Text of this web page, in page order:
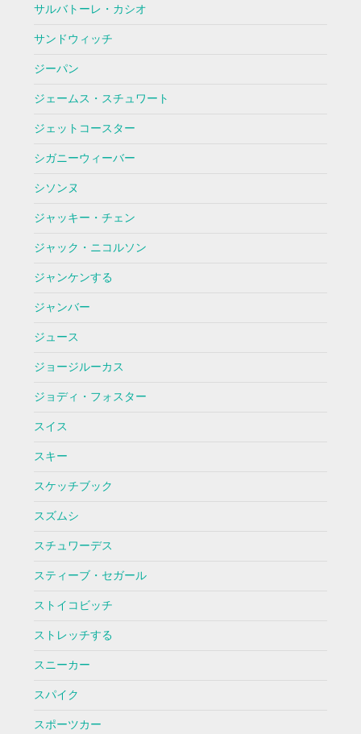
サルバトーレ・カシオ
サンドウィッチ
ジーパン
ジェームス・スチュワート
ジェットコースター
シガニーウィーバー
シソンヌ
ジャッキー・チェン
ジャック・ニコルソン
ジャンケンする
ジャンバー
ジュース
ジョージルーカス
ジョディ・フォスター
スイス
スキー
スケッチブック
スズムシ
スチュワーデス
スティーブ・セガール
ストイコビッチ
ストレッチする
スニーカー
スパイク
スポーツカー